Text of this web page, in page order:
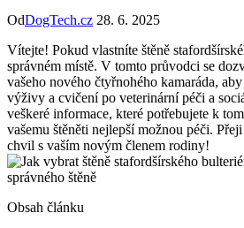
OdDogTech.cz 28. 6. 2025
Vítejte! Pokud vlastníte štěně
správném místě. V tomto průvodci se
vašeho nového čtyřnohého kamaráda,
výživy a cvičení po veterinární péči a
veškeré informace, které potřebujete k
vašemu štěněti nejlepší možnou péči.
chvil s vaším novým členem rodiny!
Obsah článku